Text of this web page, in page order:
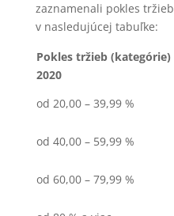
zaznamenali pokles
v nasledujúcej tabuľke:
Pokles tržieb
2020
od 20,00 – 39,99 %
od 40,00 – 59,99 %
od 60,00 – 79,99 %